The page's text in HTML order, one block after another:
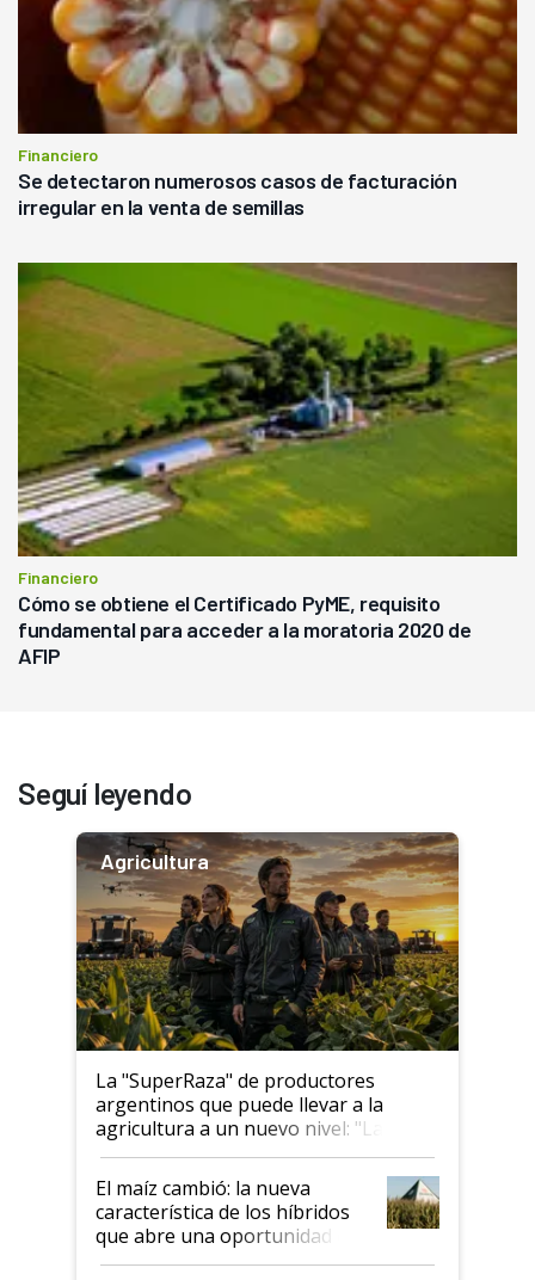
Financiero
Se detectaron numerosos casos de facturación
irregular en la venta de semillas
Financiero
Cómo se obtiene el Certificado PyME, requisito
fundamental para acceder a la moratoria 2020 de
AFIP
Seguí leyendo
Agricultura
La "SuperRaza" de productores
argentinos que puede llevar a la
agricultura a un nuevo nivel: "Las
posibilidades de crecimiento son
infinitas"
El maíz cambió: la nueva
característica de los híbridos
que abre una oportunidad en
el lote